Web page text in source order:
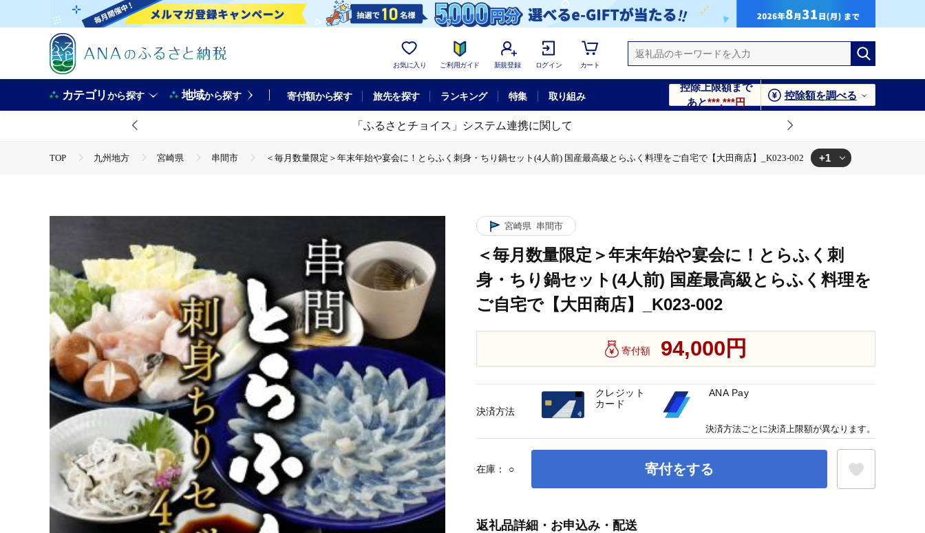
お気に入り ご利用ガイド 新規登録 ログイン カート
カテゴリから探す 地域から探す 寄付額から探す 旅先を探す ランキング 特集 取り組み
控除上限額まで
あと***,***円
控除額を調べる
「ふるさとチョイス」システム連携に関して
TOP 九州地方 宮崎県 串間市 ＜毎月数量限定＞年末年始や宴会に！とらふく刺身・ちり鍋セット(4人前) 国産最高級とらふく料理をご自宅で【大田商店】_K023-002 +1
宮崎県 串間市
＜毎月数量限定＞年末年始や宴会に！とらふく刺
身・ちり鍋セット(4人前) 国産最高級とらふく料理を
ご自宅で【大田商店】_K023-002
寄付額 94,000円
在庫： ○ 寄付をする
返礼品詳細・お申込み・配送
決済方法
クレジット
カード
ANA Pay
決済方法ごとに決済上限額が異なります。